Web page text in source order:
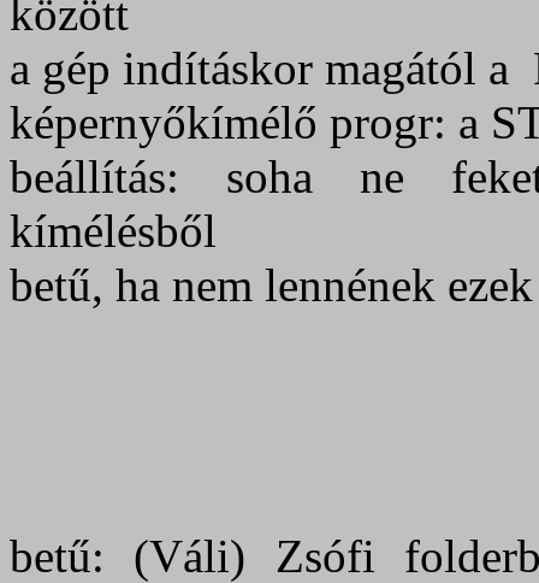
között
a gép indításkor magától a
képernyőkímélő progr: a
beállítás: soha ne
kímélésből
betű, ha nem lennének
betű:
(Váli) Zsófi